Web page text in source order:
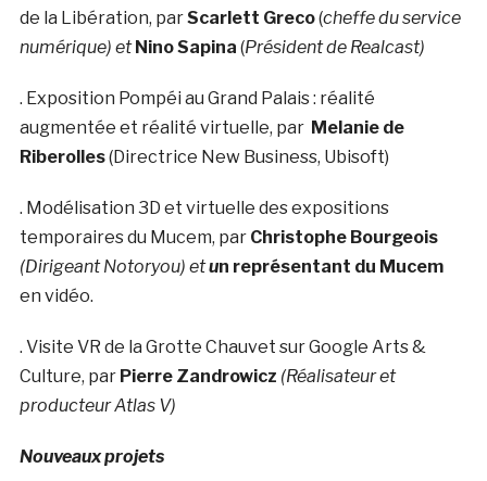
de la Libération, parScarlett Greco(cheffe du service
numérique) etNino Sapina (Président de Realcast)
. Exposition Pompéi au Grand Palais : réalité
augmentée et réalité virtuelle, par Melanie de
Riberolles(Directrice New Business, Ubisoft)
. Modélisation 3D et virtuelle des expositions
temporaires du Mucem, par Christophe Bourgeois
(Dirigeant Notoryou) etun représentant du Mucem
en vidéo.
. Visite VR de la Grotte Chauvet sur Google Arts &
Culture, par Pierre Zandrowicz (Réalisateur et
producteur Atlas V)
Nouveaux projets